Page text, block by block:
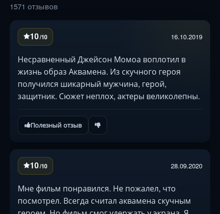
1571 отзывов
10/10 16.10.2019
Несравненный Джейсон Момоа воплотил в
жизнь образ Аквамена. Из скучного героя
получился шикарный мужчина, герой,
защитник. Сюжет неплох, актеры великолепны.
Полезный отзыв
10/10 28.09.2020
Мне фильм понравился. Не пожалел, что
посмотрел. Всегда считал аквамена скучным